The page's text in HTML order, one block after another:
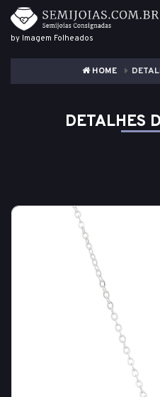
by Imagem Folheados
HOME
DETALHES